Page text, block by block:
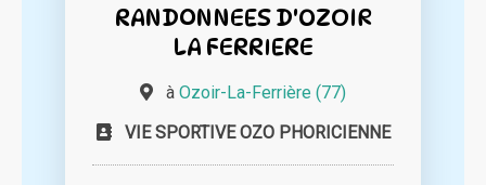
RANDONNEES D'OZOIR
LA FERRIERE
à Ozoir-La-Ferrière (77)
VIE SPORTIVE OZO PHORICIENNE